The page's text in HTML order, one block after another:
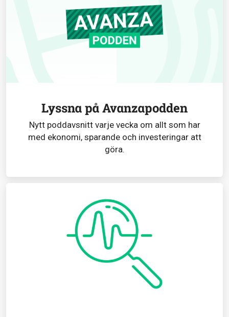
Lyssna på Avanzapodden
Nytt poddavsnitt varje vecka om allt som har
med ekonomi, sparande och investeringar att
göra.